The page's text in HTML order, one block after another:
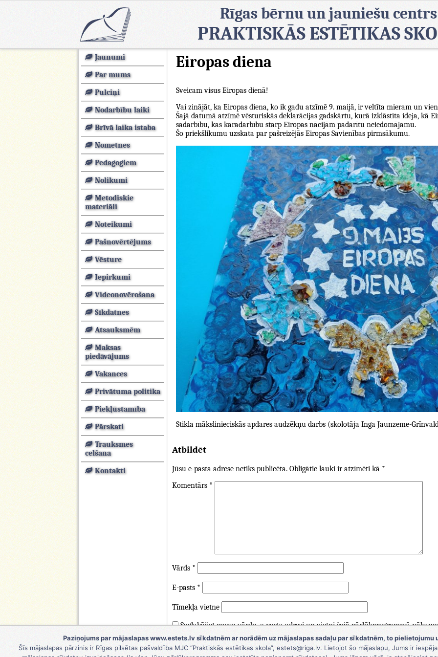
Rīgas bērnu un jauniešu centrs
PRAKTISKĀS ESTĒTIKAS
Jaunumi
Par mums
Pulciņi
Nodarbību laiki
Brīvā laika istaba
Nometnes
Pedagogiem
Nolikumi
Metodiskie
materiāli
Noteikumi
Pašnovērtējums
Vēsture
Iepirkumi
Videonovērošana
Sīkdatnes
Atsauksmēm
Maksas
piedāvājums
Vakances
Privātuma politika
Piekļūstamība
Pārskati
Trauksmes
celšana
Kontakti
Eiropas diena
Sveicam visus Eiropas dienā!
Vai zinājāt, ka Eiropas diena, ko ik gadu atzīmē 9. maijā, ir veltīta mieram un
Šajā datumā atzīmē vēsturiskās deklarācijas gadskārtu, kurā izklāstīta ideja, kā
sadarbību, kas karadarbību starp Eiropas nācijām padarītu neiedomājamu.
Šo priekšlikumu uzskata par pašreizējās Eiropas Savienības pirmsākumu.
Stikla mākslinieciskās apdares audzēkņu darbs (skolotāja Inga Jaunzeme-
Atbildēt
Jūsu e-pasta adrese netiks publicēta. Obligātie lauki ir atzīmēti kā *
Komentārs *
Vārds *
E-pasts *
Tīmekļa vietne
Saglabājiet manu vārdu, e-pasta adresi un vietni šajā pārlūkprogrammā
komentāru.
Paziņojums par mājaslapas www.estets.lv sīkdatnēm ar norādēm uz mājaslapas sadaļu par sīkdatnēm, to
Šīs mājaslapas pārzinis ir Rīgas pilsētas pašvaldība MJC “Praktiskās estētikas skola”, estets@riga.lv. Lietojot šo mājaslapu, Jums ir